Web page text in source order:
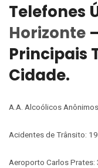
Telefones
Horizonte
Principais
Cidade.
A.A. Alcoólicos
Acidentes de Trânsito:
Aeroporto Carlos